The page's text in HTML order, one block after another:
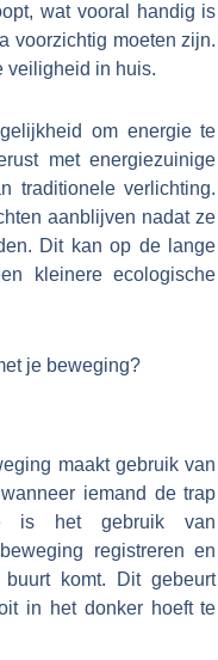
wat vooral handig is
voorzichtig moeten zijn.
veiligheid in huis.
om energie te
met energiezuinige
traditionele verlichting.
aanblijven nadat ze
Dit kan op de lange
kleinere ecologische
je beweging?
maakt gebruik van
iemand de trap
is het gebruik van
registreren en
komt. Dit gebeurt
in het donker hoeft te